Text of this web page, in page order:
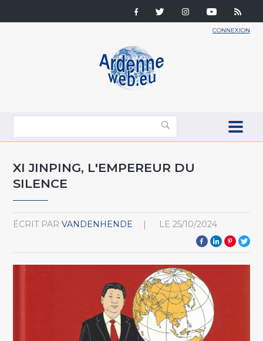
CONNEXION
XI JINPING, L'EMPEREUR DU
SILENCE
ÉCRIT PAR VANDENHENDE LE 25/10/2024